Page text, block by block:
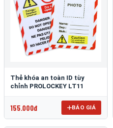
Thẻ khóa an toàn ID tùy
chỉnh PROLOCKEY LT11
155.000đ BÁO GIÁ